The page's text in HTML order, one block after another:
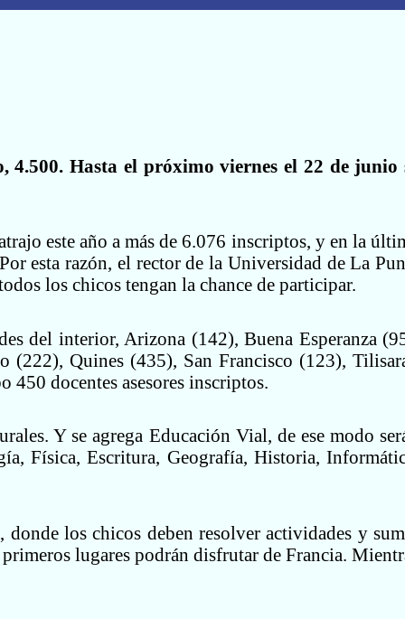
4.500. Hasta el próximo viernes el 22 de junio
este año a más de 6.076 inscriptos, y en la
esta razón, el rector de la Universidad de La
los chicos tengan la chance de participar.
del interior, Arizona (142), Buena Esperanza
Quines (435), San Francisco (123),
docentes asesores inscriptos.
Y se agrega Educación Vial, de ese modo
Física, Escritura, Geografía, Historia,
los chicos deben resolver actividades y
lugares podrán disfrutar de Francia.